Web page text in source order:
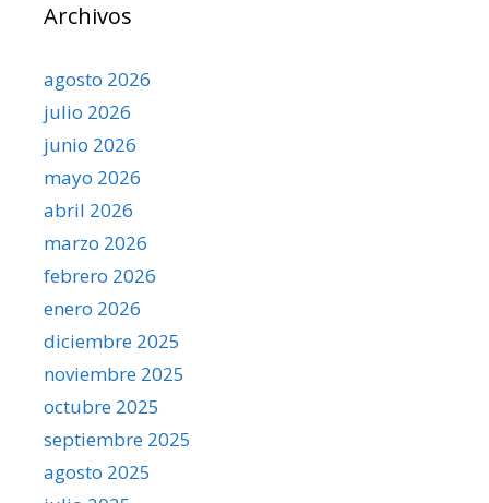
Archivos
agosto 2026
julio 2026
junio 2026
mayo 2026
abril 2026
marzo 2026
febrero 2026
enero 2026
diciembre 2025
noviembre 2025
octubre 2025
septiembre 2025
agosto 2025